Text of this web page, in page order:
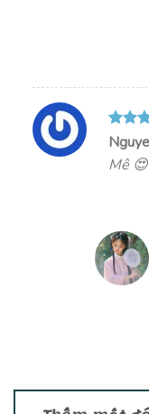
Được
hạng
sao
Mê 😍